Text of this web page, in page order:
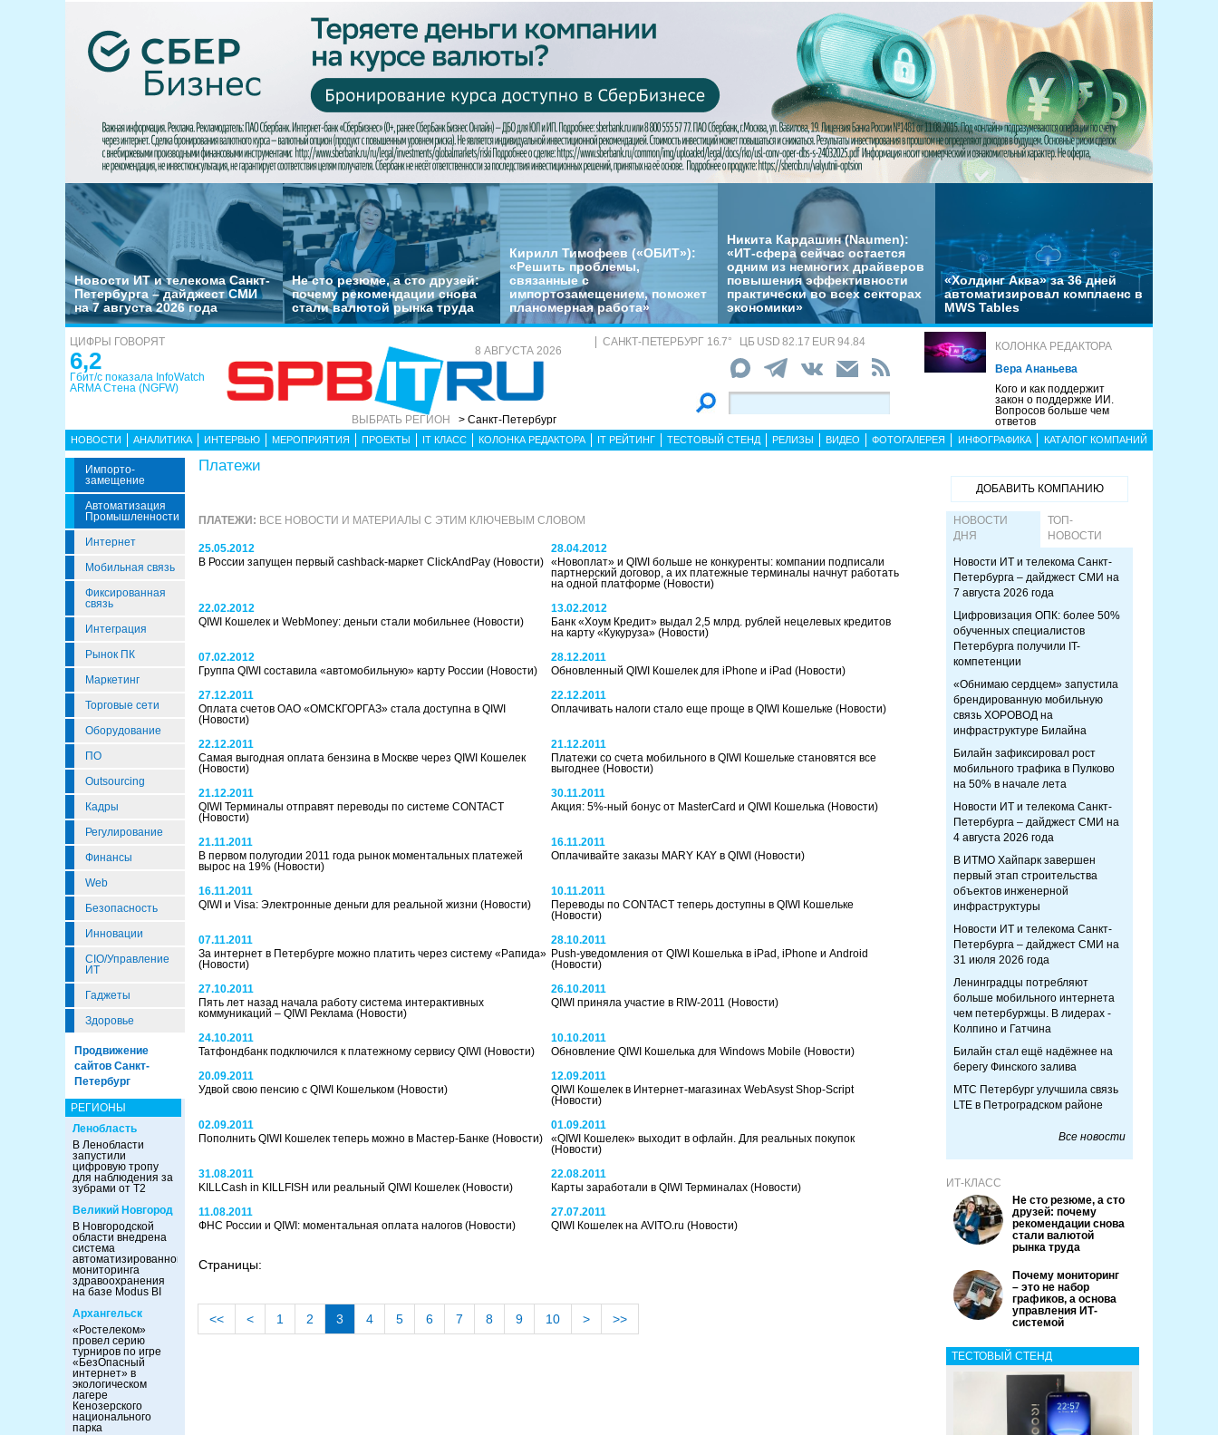
Новости ИТ и телекома Санкт-
Петербурга – дайджест СМИ
на 7 августа 2026 года
Не сто резюме, а сто друзей:
почему рекомендации снова
стали валютой рынка труда
Кирилл Тимофеев («ОБИТ»):
«Решить проблемы,
связанные с
импортозамещением, поможет
планомерная работа»
Никита Кардашин (Naumen):
«ИТ-сфера сейчас остается
одним из немногих драйверов
повышения эффективности
практически во всех секторах
экономики»
«Холдинг Аква» за 36 дней
автоматизировал комплаенс в
MWS Tables
ЦИФРЫ ГОВОРЯТ
6,2
Гбит/с показала InfoWatch
ARMA Стена (NGFW)
8 АВГУСТА 2026
ВЫБРАТЬ РЕГИОН > Санкт-Петербург
САНКТ-ПЕТЕРБУРГ 16.7° ЦБ USD 82.17 EUR 94.84
КОЛОНКА РЕДАКТОРА
Вера Ананьева
Кого и как поддержит
закон о поддержке ИИ.
Вопросов больше чем
ответов
НОВОСТИ АНАЛИТИКА ИНТЕРВЬЮ МЕРОПРИЯТИЯ ПРОЕКТЫ IT КЛАСС КОЛОНКА РЕДАКТОРА IT РЕЙТИНГ ТЕСТОВЫЙ СТЕНД РЕЛИЗЫ ВИДЕО ФОТОГАЛЕРЕЯ ИНФОГРАФИКА КАТАЛОГ КОМПАНИЙ
Импорто­
Замещение
Автоматизация
Промышленности
Интернет
Мобильная связь
Фиксированная
связь
Интеграция
Рынок ПК
Маркетинг
Торговые сети
Оборудование
ПО
Outsourcing
Кадры
Регулирование
Финансы
Web
Безопасность
Инновации
CIO/Управление
ИТ
Гаджеты
Здоровье
Продвижение
сайтов Санкт-
Петербург
РЕГИОНЫ
Ленобласть
В Ленобласти
запустили
цифровую тропу
для наблюдения за
зубрами от Т2
Великий Новгород
В Новгородской
области внедрена
система
автоматизированного
мониторинга
здравоохранения
на базе Modus BI
Архангельск
«Ростелеком»
провел серию
турниров по игре
«БезОпасный
интернет» в
экологическом
лагере
Кенозерского
национального
парка
Платежи
ПЛАТЕЖИ: ВСЕ НОВОСТИ И МАТЕРИАЛЫ С ЭТИМ КЛЮЧЕВЫМ СЛОВОМ
25.05.2012
В России запущен первый cashback-маркет ClickAndPay (Новости)
28.04.2012
«Новоплат» и QIWI больше не конкуренты: компании подписали
партнерский договор, а их платежные терминалы начнут работать
на одной платформе (Новости)
22.02.2012
QIWI Кошелек и WebMoney: деньги стали мобильнее (Новости)
13.02.2012
Банк «Хоум Кредит» выдал 2,5 млрд. рублей нецелевых кредитов
на карту «Кукуруза» (Новости)
07.02.2012
Группа QIWI составила «автомобильную» карту России (Новости)
28.12.2011
Обновленный QIWI Кошелек для iPhone и iPad (Новости)
27.12.2011
Оплата счетов ОАО «ОМСКГОРГАЗ» стала доступна в QIWI
(Новости)
22.12.2011
Оплачивать налоги стало еще проще в QIWI Кошельке (Новости)
22.12.2011
Самая выгодная оплата бензина в Москве через QIWI Кошелек
(Новости)
21.12.2011
Платежи со счета мобильного в QIWI Кошельке становятся все
выгоднее (Новости)
21.12.2011
QIWI Терминалы отправят переводы по системе CONTACT
(Новости)
30.11.2011
Акция: 5%-ный бонус от MasterCard и QIWI Кошелька (Новости)
21.11.2011
В первом полугодии 2011 года рынок моментальных платежей
вырос на 19% (Новости)
16.11.2011
Оплачивайте заказы MARY KAY в QIWI (Новости)
16.11.2011
QIWI и Visa: Электронные деньги для реальной жизни (Новости)
10.11.2011
Переводы по CONTACT теперь доступны в QIWI Кошельке
(Новости)
07.11.2011
За интернет в Петербурге можно платить через систему «Рапида»
(Новости)
28.10.2011
Push-уведомления от QIWI Кошелька в iPad, iPhone и Android
(Новости)
27.10.2011
Пять лет назад начала работу система интерактивных
коммуникаций – QIWI Реклама (Новости)
26.10.2011
QIWI приняла участие в RIW-2011 (Новости)
24.10.2011
Татфондбанк подключился к платежному сервису QIWI (Новости)
10.10.2011
Обновление QIWI Кошелька для Windows Mobile (Новости)
20.09.2011
Удвой свою пенсию с QIWI Кошельком (Новости)
12.09.2011
QIWI Кошелек в Интернет-магазинах WebAsyst Shop-Script
(Новости)
02.09.2011
Пополнить QIWI Кошелек теперь можно в Мастер-Банке (Новости)
01.09.2011
«QIWI Кошелек» выходит в офлайн. Для реальных покупок
(Новости)
31.08.2011
KILLCash in KILLFISH или реальный QIWI Кошелек (Новости)
22.08.2011
Карты заработали в QIWI Терминалах (Новости)
11.08.2011
ФНС России и QIWI: моментальная оплата налогов (Новости)
27.07.2011
QIWI Кошелек на AVITO.ru (Новости)
Страницы:
<< < 1 2 3 4 5 6 7 8 9 10 > >>
ДОБАВИТЬ КОМПАНИЮ
НОВОСТИ
ДНЯ
ТОП-
НОВОСТИ
Новости ИТ и телекома Санкт-
Петербурга – дайджест СМИ на
7 августа 2026 года
Цифровизация ОПК: более 50%
обученных специалистов
Петербурга получили IT-
компетенции
«Обнимаю сердцем» запустила
брендированную мобильную
связь ХОРОВОД на
инфраструктуре Билайна
Билайн зафиксировал рост
мобильного трафика в Пулково
на 50% в начале лета
Новости ИТ и телекома Санкт-
Петербурга – дайджест СМИ на
4 августа 2026 года
В ИТМО Хайпарк завершен
первый этап строительства
объектов инженерной
инфраструктуры
Новости ИТ и телекома Санкт-
Петербурга – дайджест СМИ на
31 июля 2026 года
Ленинградцы потребляют
больше мобильного интернета
чем петербуржцы. В лидерах -
Колпино и Гатчина
Билайн стал ещё надёжнее на
берегу Финского залива
МТС Петербург улучшила связь
LTE в Петроградском районе
Все новости
ИТ-КЛАСС
Не сто резюме, а сто
друзей: почему
рекомендации снова
стали валютой
рынка труда
Почему мониторинг
– это не набор
графиков, а основа
управления ИТ-
системой
ТЕСТОВЫЙ СТЕНД